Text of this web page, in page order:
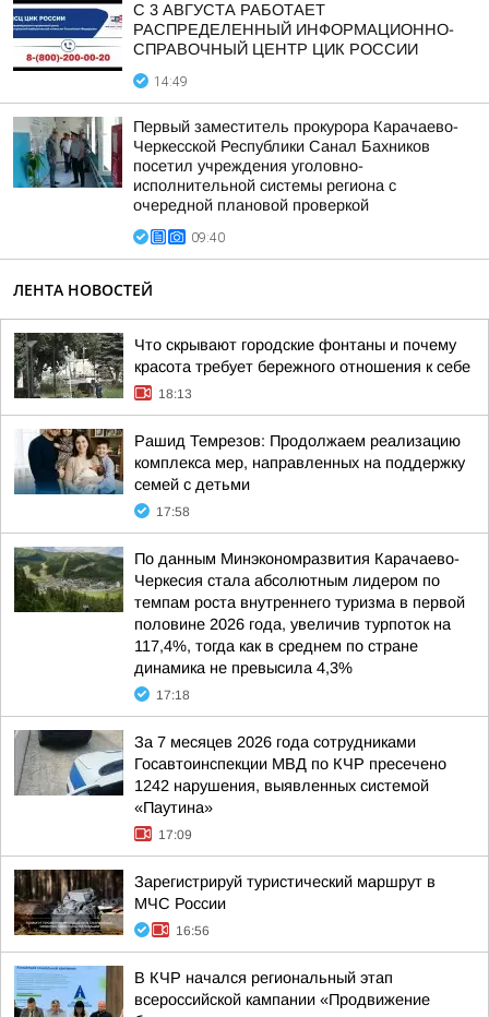
С 3 АВГУСТА РАБОТАЕТ
РАСПРЕДЕЛЕННЫЙ ИНФОРМАЦИОННО-
СПРАВОЧНЫЙ ЦЕНТР ЦИК РОССИИ
14:49
Первый заместитель прокурора Карачаево-
Черкесской Республики Санал Бахников
посетил учреждения уголовно-
исполнительной системы региона с
очередной плановой проверкой
09:40
ЛЕНТА НОВОСТЕЙ
Что скрывают городские фонтаны и почему
красота требует бережного отношения к себе
18:13
Рашид Темрезов: Продолжаем реализацию
комплекса мер, направленных на поддержку
семей с детьми
17:58
По данным Минэкономразвития Карачаево-
Черкесия стала абсолютным лидером по
темпам роста внутреннего туризма в первой
половине 2026 года, увеличив турпоток на
117,4%, тогда как в среднем по стране
динамика не превысила 4,3%
17:18
За 7 месяцев 2026 года сотрудниками
Госавтоинспекции МВД по КЧР пресечено
1242 нарушения, выявленных системой
«Паутина»
17:09
Зарегистрируй туристический маршрут в
МЧС России
16:56
В КЧР начался региональный этап
всероссийской кампании «Продвижение